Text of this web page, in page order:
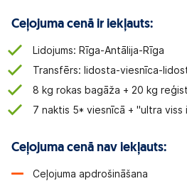
Ceļojuma cenā ir iekļauts:
Lidojums: Rīga-Antālija-Rīga
Transfērs: lidosta-viesnīca-
8 kg rokas bagāža + 20 kg
7 naktis 5* viesnīcā + "ultra viss
Ceļojuma cenā nav iekļauts:
Ceļojuma apdrošināšana